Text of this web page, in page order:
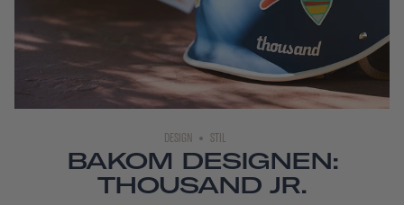
DESIGN STIL
BAKOM DESIGNEN:
THOUSAND JR.